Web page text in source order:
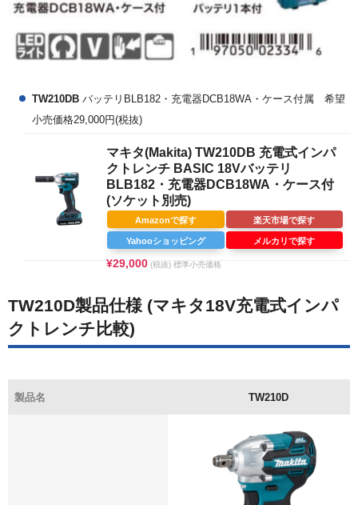
TW210DB バッテリBLB182・充電器DCB18WA・ケース付属 希望
小売価格29,000円(税抜)
マキタ(Makita) TW210DB 充電式インパ
クトレンチ BASIC 18Vバッテリ
BLB182・充電器DCB18WA・ケース付
(ソケット別売)
¥29,000 (税抜) 標準小売価格
Amazonで探す 楽天市場で探す
Yahooショッピング メルカリで探す
TW210D製品仕様 (マキタ18V充電式インパ
クトレンチ比較)
製品名 TW210D